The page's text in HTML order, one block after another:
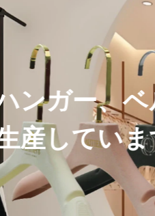
ー、プラス
バッグの詳
ます。